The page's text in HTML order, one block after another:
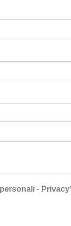
- Privacy